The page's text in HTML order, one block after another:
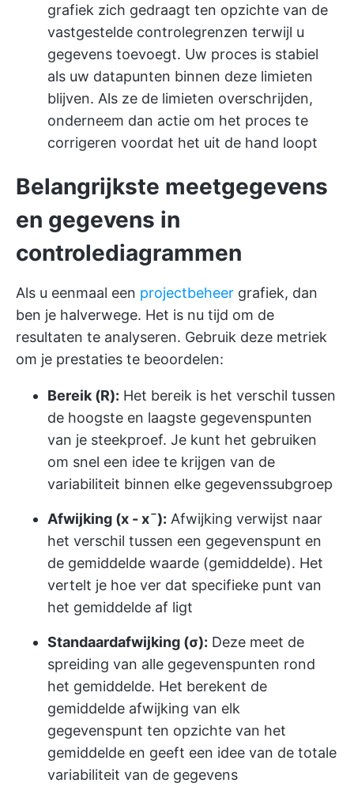
grafiek zich gedraagt ten opzichte van de
vastgestelde controlegrenzen terwijl u
gegevens toevoegt. Uw proces is stabiel
als uw datapunten binnen deze limieten
blijven. Als ze de limieten overschrijden,
onderneem dan actie om het proces te
corrigeren voordat het uit de hand loopt
Belangrijkste meetgegevens
en gegevens in
controlediagrammen
Als u eenmaal een projectbeheer grafiek, dan
ben je halverwege. Het is nu tijd om de
resultaten te analyseren. Gebruik deze metriek
om je prestaties te beoordelen:
Bereik (R): Het bereik is het verschil tussen
de hoogste en laagste gegevenspunten
van je steekproef. Je kunt het gebruiken
om snel een idee te krijgen van de
variabiliteit binnen elke gegevenssubgroep
Afwijking (x - xˉ): Afwijking verwijst naar
het verschil tussen een gegevenspunt en
de gemiddelde waarde (gemiddelde). Het
vertelt je hoe ver dat specifieke punt van
het gemiddelde af ligt
Standaardafwijking (σ): Deze meet de
spreiding van alle gegevenspunten rond
het gemiddelde. Het berekent de
gemiddelde afwijking van elk
gegevenspunt ten opzichte van het
gemiddelde en geeft een idee van de totale
variabiliteit van de gegevens